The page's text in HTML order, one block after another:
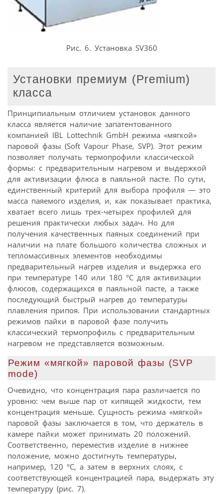
Рис. 6. Установка SV360
Установки премиум (Premium)
класса
Принципиальным отличием установок данного
класса является наличие запатентованного
компанией IBL Lottechnik GmbH режима «мягкой»
паровой фазы (Soft Vapour Phase, SVP). Этот режим
позволяет получать термопрофили классической
формы: с предварительным нагревом и выдержкой
для активизации флюса в паяльной пасте. По сути,
единственный критерий для выбора профиля — это
масса паяемого изделия, и, как показывает практика,
хватает всего лишь трех-четырех профилей для
решения практически любых задач. Но для
получения качественных паяных соединений при
наличии на плате большого количества сложных и
тепломассивных элементов необходимы
предварительный нагрев изделия и выдержка его
при температуре 140 или 180 °С для активизации
флюсов, содержащихся в паяльной пасте, а также
последующий быстрый нагрев до температуры
плавления припоя. При использовании стандартных
режимов пайки в паровой фазе получить
классический термопрофиль с предварительным
нагревом не представляется возможным.
Режим «мягкой» паровой фазы (SVP
mode)
Очевидно, что концентрация пара различается по
уровню: чем выше пар от кипящей жидкости, тем
концентрация меньше. Сущность режима «мягкой»
паровой фазы заключается в том, что держатель в
камере пайки может принимать 20 положений.
Соответственно, переместив изделие в нижнее
положение, можно достигнуть температуры,
например, 120 °С, а затем в верхних слоях, с
соответствующей концентрацией пара, выдержать эту
температуру (рис. 7).